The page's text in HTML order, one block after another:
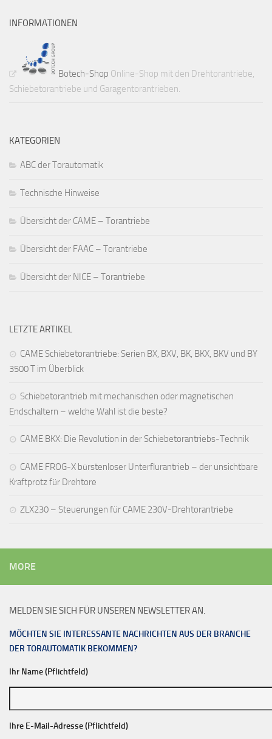
INFORMATIONEN
Botech-Shop Online-Shop mit den Drehtorantriebe,
Schiebetorantriebe und Garagentorantrieben.
KATEGORIEN
ABC der Torautomatik
Technische Hinweise
Übersicht der CAME – Torantriebe
Übersicht der FAAC – Torantriebe
Übersicht der NICE – Torantriebe
LETZTE ARTIKEL
CAME Schiebetorantriebe: Serien BX, BXV, BK, BKX, BKV und BY
3500 T im Überblick
Schiebetorantrieb mit mechanischen oder magnetischen
Endschaltern – welche Wahl ist die beste?
CAME BKX: Die Revolution in der Schiebetorantriebs-Technik
CAME FROG-X bürstenloser Unterflurantrieb – der unsichtbare
Kraftprotz für Drehtore
ZLX230 – Steuerungen für CAME 230V-Drehtorantriebe
MORE
MELDEN SIE SICH FÜR UNSEREN NEWSLETTER AN.
MÖCHTEN SIE INTERESSANTE NACHRICHTEN AUS DER BRANCHE
DER TORAUTOMATIK BEKOMMEN?
Ihr Name (Pflichtfeld)
Ihre E-Mail-Adresse (Pflichtfeld)